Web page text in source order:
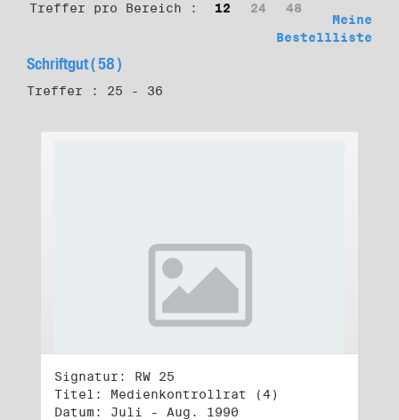
Treffer pro Bereich : 12 24
48
Meine
Bestellliste
Schriftgut ( 58 )
Treffer : 25 - 36
Signatur: RW 25
Titel: Medienkontrollrat (4)
Datum: Juli - Aug. 1990